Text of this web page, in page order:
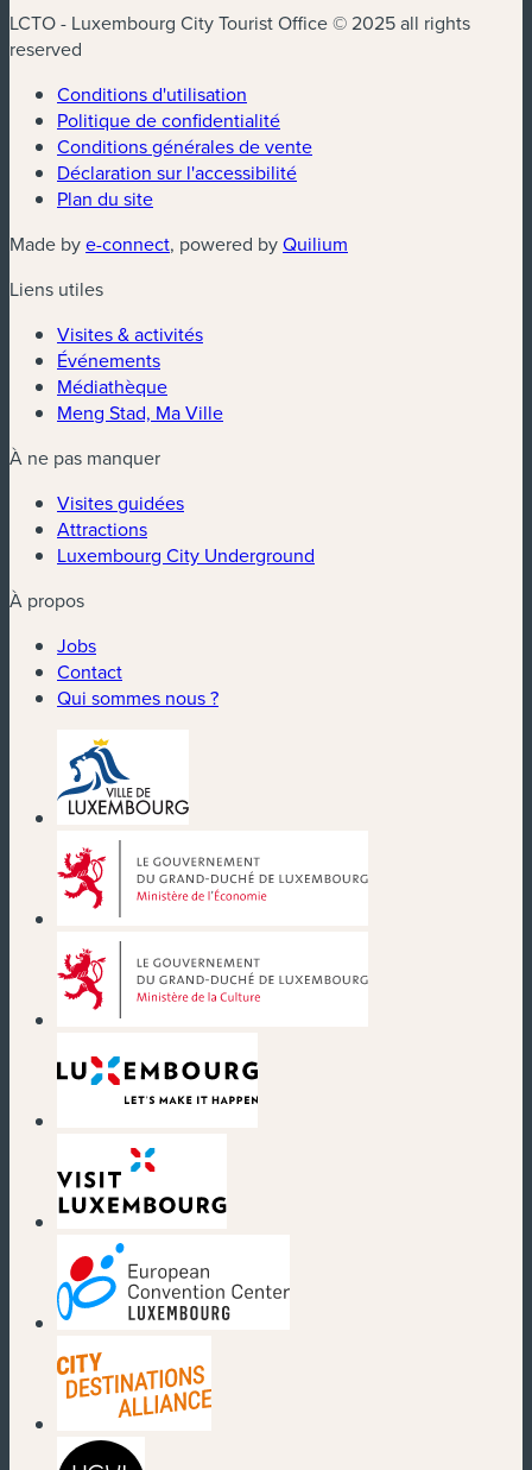
LCTO - Luxembourg City Tourist Office © 2025 all rights
reserved
Conditions d'utilisation
Politique de confidentialité
Conditions générales de vente
Déclaration sur l'accessibilité
Plan du site
Made bye-connect, powered byQuilium
Liens utiles
Visites & activités
Événements
Médiathèque
Meng Stad, Ma Ville
À ne pas manquer
Visites guidées
Attractions
Luxembourg City Underground
À propos
Jobs
Contact
Qui sommes nous ?